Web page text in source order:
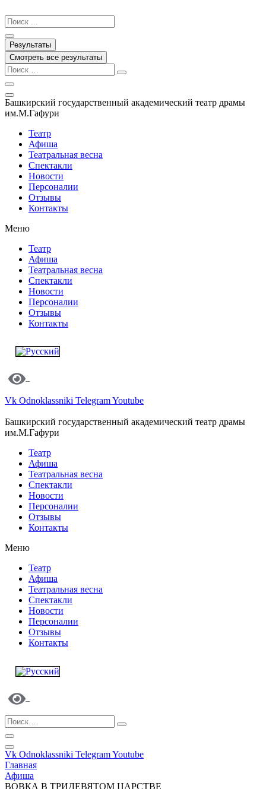
к
содержимому
Search
...
Результаты
Смотреть все результаты
Башкирский государственный академический театр драмы
им.М.Гафури
Театр
Афиша
Театральная весна
Спектакли
Новости
Персоналии
Отзывы
Контакты
Меню
Театр
Афиша
Театральная весна
Спектакли
Новости
Персоналии
Отзывы
Контакты
Vk Odnoklassniki TelegramYoutube
Башкирский государственный академический театр драмы
им.М.Гафури
Театр
Афиша
Театральная весна
Спектакли
Новости
Персоналии
Отзывы
Контакты
Меню
Театр
Афиша
Театральная весна
Спектакли
Новости
Персоналии
Отзывы
Контакты
Vk Odnoklassniki TelegramYoutube
Главная
Афиша
ВОВКА В ТРИДЕВЯТОМ ЦАРСТВЕ